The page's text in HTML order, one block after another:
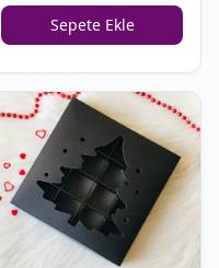
Sepete Ekle